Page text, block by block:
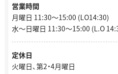
営業時間
月曜日 11:30〜15:00 (LO14:30)
水～日曜日 11:30〜15:00 (L.O
定休日
火曜日、第2・4月曜日